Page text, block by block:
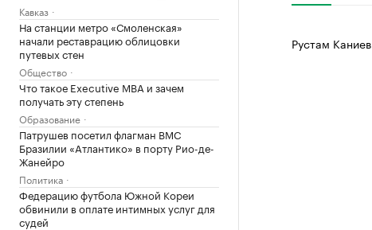
Кавказ
На станции метро «Смоленская»
начали реставрацию облицовки
путевых стен
Общество
Что такое Executive MBA и зачем
получать эту степень
Образование
Патрушев посетил флагман ВМС
Бразилии «Атлантико» в порту Рио-де-
Жанейро
Политика
Федерацию футбола Южной Кореи
обвинили в оплате интимных услуг для
судей
Рустам Каниев